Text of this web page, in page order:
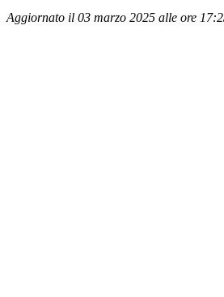
Aggiornato il 03 marzo 2025 alle ore